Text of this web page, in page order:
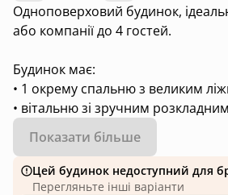
Одноповерховий будинок,
або компанії до 4 гостей.
Будинок має:
• 1 окрему спальню з великим
• вітальню зі зручним
затишним каміном
• кухню з обіднім столом
• ванну кімнату з душем
• терасу з красивим видом
Показати більше
Цей будинок недоступний для
Перегляньте інші варіанти